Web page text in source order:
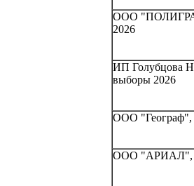
ООО
2026
ИП Голубцова
выборы 2026
ООО "Географ",
ООО "АРИАЛ", г.